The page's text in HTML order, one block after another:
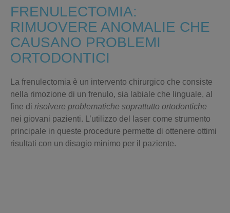
FRENULECTOMIA:
RIMUOVERE ANOMALIE CHE
CAUSANO PROBLEMI
ORTODONTICI
La frenulectomia è un intervento chirurgico che consiste
nella rimozione di un frenulo, sia labiale che linguale, al
fine di risolvere problematiche soprattutto ortodontiche
nei giovani pazienti. L’utilizzo del laser come strumento
principale in queste procedure permette di ottenere ottimi
risultati con un disagio minimo per il paziente.